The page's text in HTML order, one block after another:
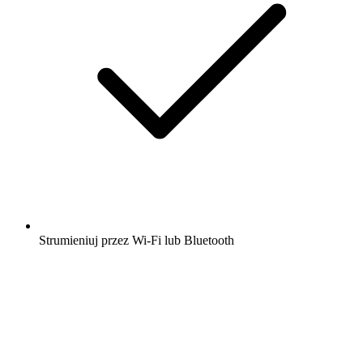
Strumieniuj przez Wi-Fi lub Bluetooth